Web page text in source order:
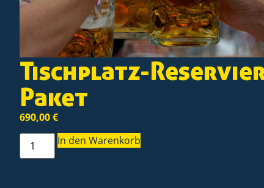
Tischplatz-
Paket
690,00€
In den Warenkorb